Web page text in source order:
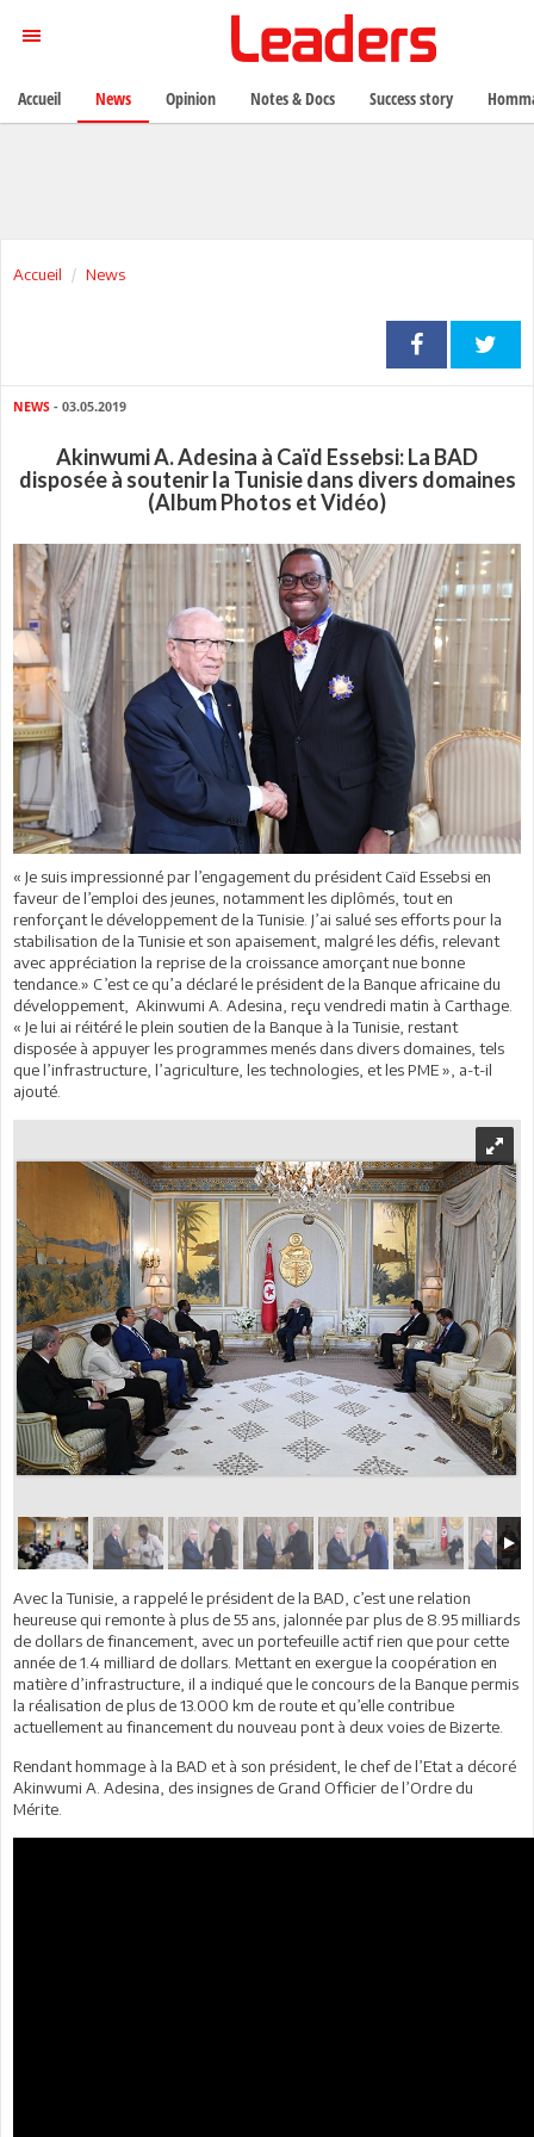
Accueil News
NEWS - 03.05.2019
Akinwumi A. Adesina à Caïd Essebsi: La BAD
disposée à soutenir la Tunisie dans divers domaines
(Album Photos et Vidéo)
« Je suis impressionné par l’engagement du président Caïd Essebsi en
faveur de l’emploi des jeunes, notamment les diplômés, tout en
renforçant le développement de la Tunisie. J’ai salué ses efforts pour la
stabilisation de la Tunisie et son apaisement, malgré les défis, relevant
avec appréciation la reprise de la croissance amorçant nue bonne
tendance.» C’est ce qu’a déclaré le président de la Banque africaine du
développement, Akinwumi A. Adesina, reçu vendredi matin à Carthage.
« Je lui ai réitéré le plein soutien de la Banque à la Tunisie, restant
disposée à appuyer les programmes menés dans divers domaines, tels
que l’infrastructure, l’agriculture, les technologies, et les PME », a-t-il
ajouté.
Avec la Tunisie, a rappelé le président de la BAD, c’est une relation
heureuse qui remonte à plus de 55 ans, jalonnée par plus de 8.95 milliards
de dollars de financement, avec un portefeuille actif rien que pour cette
année de 1.4 milliard de dollars. Mettant en exergue la coopération en
matière d’infrastructure, il a indiqué que le concours de la Banque permis
la réalisation de plus de 13.000 km de route et qu’elle contribue
actuellement au financement du nouveau pont à deux voies de Bizerte.
Rendant hommage à la BAD et à son président, le chef de l’Etat a décoré
Akinwumi A. Adesina, des insignes de Grand Officier de l’Ordre du
Mérite.
Accueil News Opinion Notes & Docs Success story